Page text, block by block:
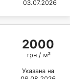
03.07.2026
2000
грн / м²
Указана на